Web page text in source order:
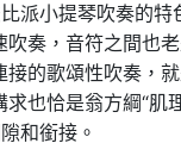
派小提琴吹奏的
奏，音符之間也
的歌頌性吹奏，
也恰是翁方綱“
和銜接。